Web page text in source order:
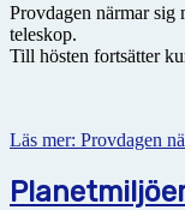
Provdagen närmar sig
teleskop.
Till hösten fortsätter
Läs mer: Provdagen